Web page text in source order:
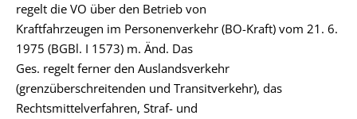
regelt die VO über den Betrieb von
Kraftfahrzeugen im Personenverkehr (BO-Kraft) vom 21. 6.
1975 (BGBl. I 1573) m. Änd. Das
Ges. regelt ferner den Auslandsverkehr
(grenzüberschreitenden und Transitverkehr), das
Rechtsmittelverfahren, Straf- und